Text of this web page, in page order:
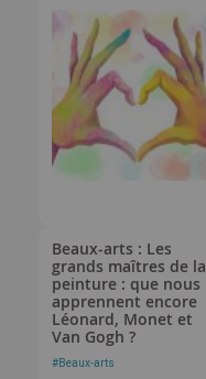
Beaux-arts : Les
grands maîtres de la
peinture : que nous
apprennent encore
Léonard, Monet et
Van Gogh ?
#Beaux-arts